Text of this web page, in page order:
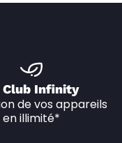
Club Infinity
de vos appareils
en illimité*